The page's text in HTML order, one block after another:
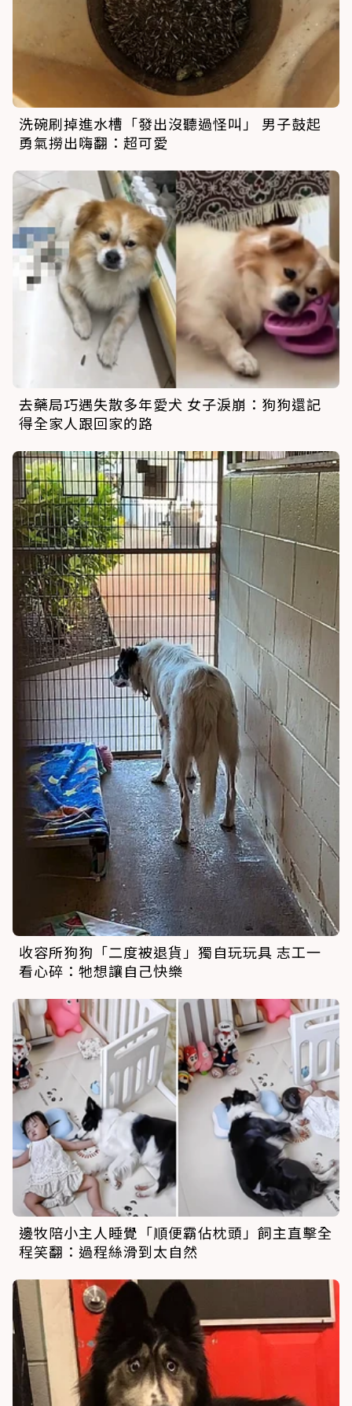
洗碗刷掉進水槽「發出沒聽過怪叫」 男子鼓起
勇氣撈出嗨翻：超可愛
去藥局巧遇失散多年愛犬 女子淚崩：狗狗還記
得全家人跟回家的路
收容所狗狗「二度被退貨」獨自玩玩具 志工一
看心碎：牠想讓自己快樂
邊牧陪小主人睡覺「順便霸佔枕頭」飼主直擊全
程笑翻：過程絲滑到太自然